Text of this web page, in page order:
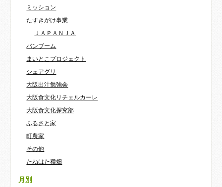
ミッション
たすきがけ事業
ＪＡＰＡＮＪＡ
バンブーム
まいとこプロジェクト
シェアグリ
大阪出汁勉強会
大阪食文化リチェルカーレ
大阪食文化探究部
ふるさと家
町農家
その他
たねはた種畑
月別